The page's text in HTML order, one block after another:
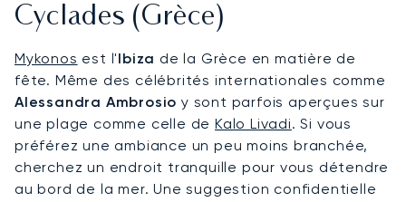
Cyclades (Grèce)
Mykonos est l'Ibiza de la Grèce en matière de
fête. Même des célébrités internationales comme
Alessandra Ambrosio y sont parfois aperçues sur
une plage comme celle deKalo Livadi. Si vous
préférez une ambiance un peu moins branchée,
cherchez un endroit tranquille pour vous détendre
au bord de la mer. Une suggestion confidentielle